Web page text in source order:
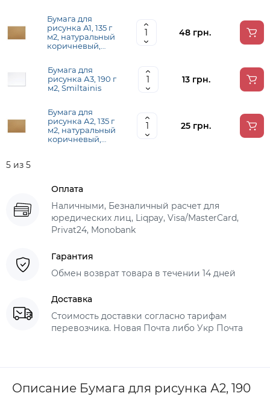
Бумага для
рисунка А1, 135 г
м2, натуральный
коричневый,
48 грн.
Бумага для
рисунка А3, 190 г
м2, Smiltainis
13 грн.
Бумага для
рисунка А2, 135 г
м2, натуральный
коричневый,
25 грн.
5 из 5
Оплата
Наличными, Безналичный расчет для
юредических лиц, Liqpay, Visa/MasterCard,
Privat24, Monobank
Гарантия
Обмен возврат товара в течении 14 дней
Доставка
Стоимость доставки согласно тарифам
перевозчика. Новая Почта либо Укр Почта
Описание Бумага для рисунка А2, 190